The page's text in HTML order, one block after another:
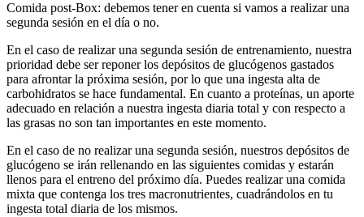
Comida post-Box: debemos tener en cuenta si vamos a realizar una
segunda sesión en el día o no.
En el caso de realizar una segunda sesión de entrenamiento, nuestra
prioridad debe ser reponer los depósitos de glucógenos gastados
para afrontar la próxima sesión, por lo que una ingesta alta de
carbohidratos se hace fundamental. En cuanto a proteínas, un aporte
adecuado en relación a nuestra ingesta diaria total y con respecto a
las grasas no son tan importantes en este momento.
En el caso de no realizar una segunda sesión, nuestros depósitos de
glucógeno se irán rellenando en las siguientes comidas y estarán
llenos para el entreno del próximo día. Puedes realizar una comida
mixta que contenga los tres macronutrientes, cuadrándolos en tu
ingesta total diaria de los mismos.